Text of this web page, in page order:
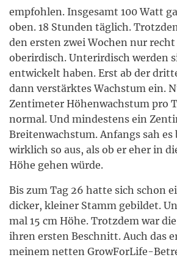
empfohlen. Insgesamt 100 Watt
oben. 18 Stunden täglich.
den ersten zwei Wochen nur
oberirdisch. Unterirdisch werden
entwickelt haben. Erst ab der
dann verstärktes Wachstum ein.
Zentimeter Höhenwachstum pro
normal. Und mindestens ein
Breitenwachstum. Anfangs sah es
wirklich so aus, als ob er eher in
Höhe gehen würde.
Bis zum Tag 26 hatte sich schon
dicker, kleiner Stamm gebildet.
mal 15 cm Höhe. Trotzdem war
ihren ersten Beschnitt. Auch das
meinem netten GrowForLife-